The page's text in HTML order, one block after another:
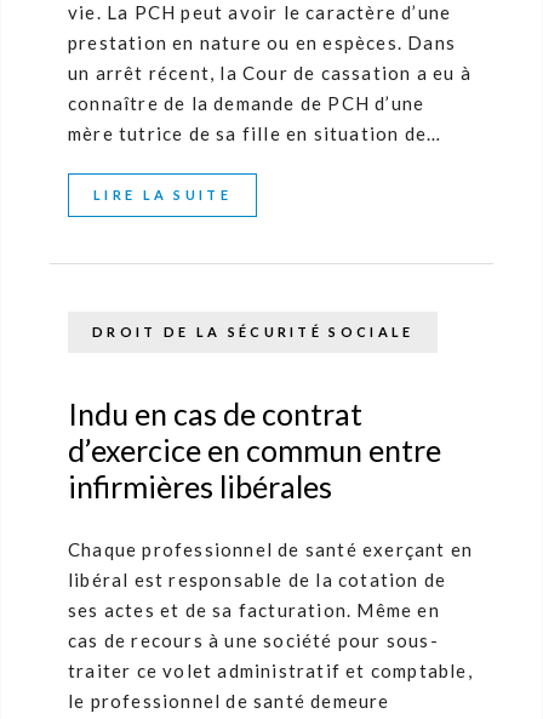
vie. La PCH peut avoir le caractère d’une
prestation en nature ou en espèces. Dans
un arrêt récent, la Cour de cassation a eu à
connaître de la demande de PCH d’une
mère tutrice de sa fille en situation de…
LIRE LA SUITE
DROIT DE LA SÉCURITÉ SOCIALE
Indu en cas de contrat
d’exercice en commun entre
infirmières libérales
Chaque professionnel de santé exerçant en
libéral est responsable de la cotation de
ses actes et de sa facturation. Même en
cas de recours à une société pour sous-
traiter ce volet administratif et comptable,
le professionnel de santé demeure